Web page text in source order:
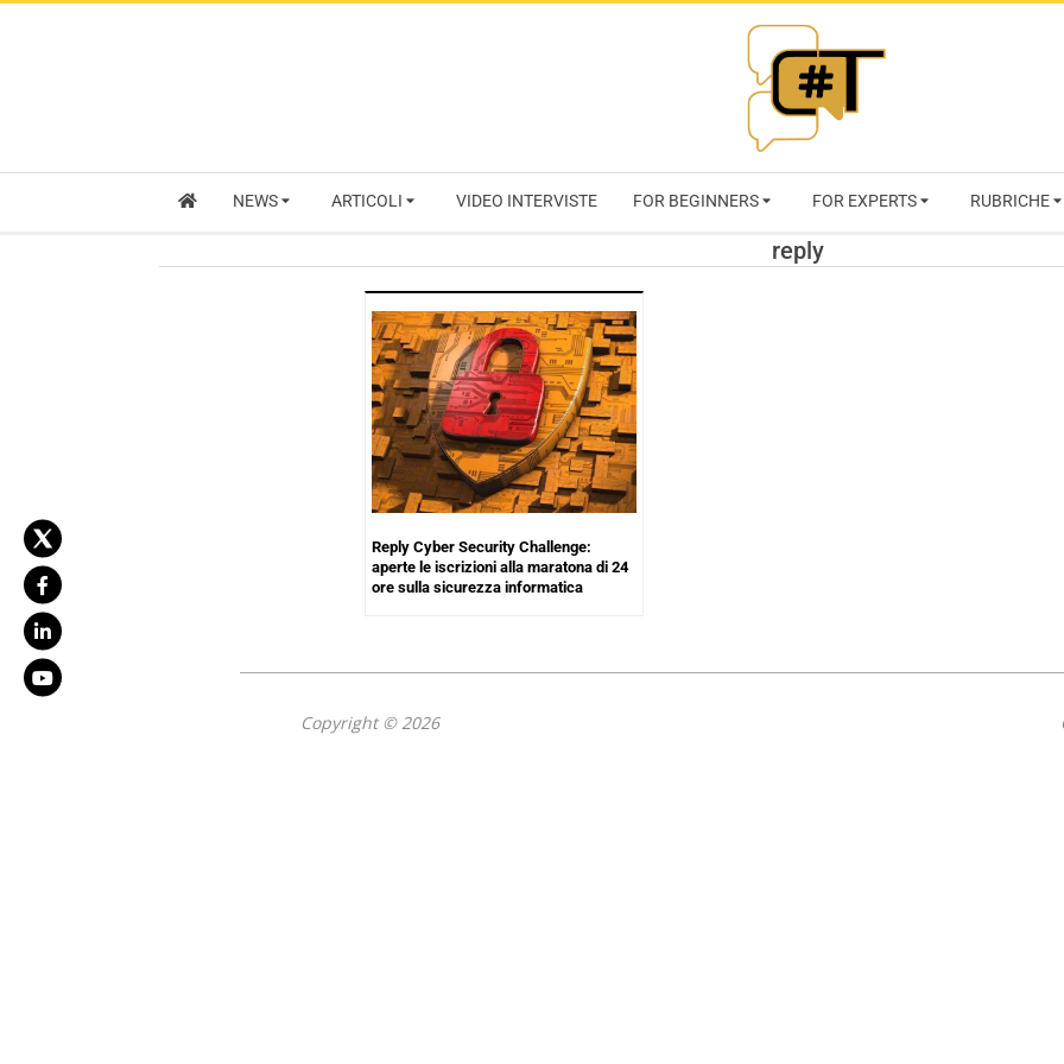
RIVISTA
NEWS ARTICOLI VIDEO INTERVISTE FOR BEGINNERS FOR EXPERTS RUBRICHE
reply
Reply Cyber Security Challenge:
aperte le iscrizioni alla maratona di 24
ore sulla sicurezza informatica
Copyright © 2026